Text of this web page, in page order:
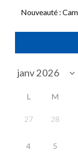
Nouveauté :
L M
27 28
4 5